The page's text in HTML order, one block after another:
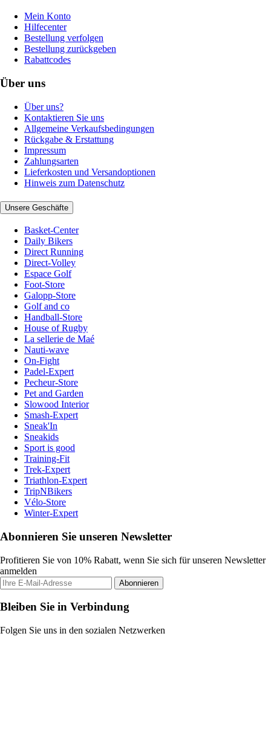
Mein Konto
Hilfecenter
Bestellung verfolgen
Bestellung zurückgeben
Rabattcodes
Über uns
Über uns?
Kontaktieren Sie uns
Allgemeine Verkaufsbedingungen
Rückgabe & Erstattung
Impressum
Zahlungsarten
Lieferkosten und Versandoptionen
Hinweis zum Datenschutz
Unsere Geschäfte
Basket-Center
Daily Bikers
Direct Running
Direct-Volley
Espace Golf
Foot-Store
Galopp-Store
Golf and co
Handball-Store
House of Rugby
La sellerie de Maé
Nauti-wave
On-Fight
Padel-Expert
Pecheur-Store
Pet and Garden
Slowood Interior
Smash-Expert
Sneak'In
Sneakids
Sport is good
Training-Fit
Trek-Expert
Triathlon-Expert
TripNBikers
Vélo-Store
Winter-Expert
Abonnieren Sie unseren Newsletter
Profitieren Sie von 10% Rabatt, wenn Sie sich für unseren Newsletter
anmelden
Abonnieren
Bleiben Sie in Verbindung
Folgen Sie uns in den sozialen Netzwerken